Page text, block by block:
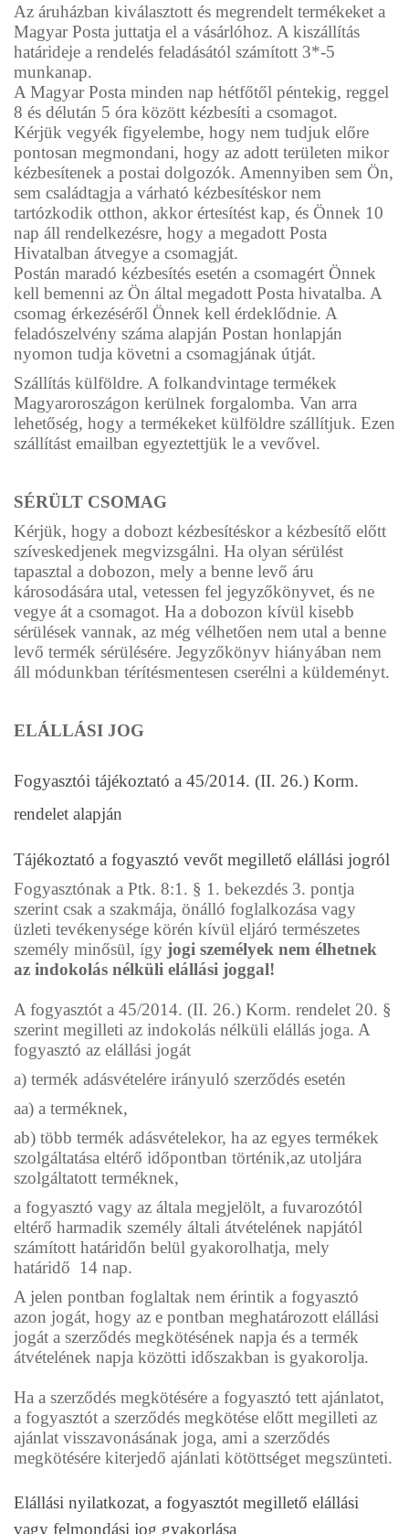
Az áruházban kiválasztott és megrendelt termékeket a
Magyar Posta juttatja el a vásárlóhoz. A kiszállítás
határideje a rendelés feladásától számított 3*-5
munkanap.
A Magyar Posta minden nap hétfőtől péntekig, reggel
8 és délután 5 óra között kézbesíti a csomagot.
Kérjük vegyék figyelembe, hogy nem tudjuk előre
pontosan megmondani, hogy az adott területen mikor
kézbesítenek a postai dolgozók. Amennyiben sem Ön,
sem családtagja a várható kézbesítéskor nem
tartózkodik otthon, akkor értesítést kap, és Önnek 10
nap áll rendelkezésre, hogy a megadott Posta
Hivatalban átvegye a csomagját.
Postán maradó kézbesítés esetén a csomagért Önnek
kell bemenni az Ön által megadott Posta hivatalba. A
csomag érkezéséről Önnek kell érdeklődnie. A
feladószelvény száma alapján Postan honlapján
nyomon tudja követni a csomagjának útját.
Szállítás külföldre. A folkandvintage termékek
Magyaroroszágon kerülnek forgalomba. Van arra
lehetőség, hogy a termékeket külföldre szállítjuk. Ezen
szállítást emailban egyeztettjük le a vevővel.
SÉRÜLT CSOMAG
Kérjük, hogy a dobozt kézbesítéskor a kézbesítő előtt
szíveskedjenek megvizsgálni. Ha olyan sérülést
tapasztal a dobozon, mely a benne levő áru
károsodására utal, vetessen fel jegyzőkönyvet, és ne
vegye át a csomagot. Ha a dobozon kívül kisebb
sérülések vannak, az még vélhetően nem utal a benne
levő termék sérülésére. Jegyzőkönyv hiányában nem
áll módunkban térítésmentesen cserélni a küldeményt.
ELÁLLÁSI JOG
Fogyasztói tájékoztató a 45/2014. (II. 26.) Korm.
rendelet alapján
Tájékoztató a fogyasztó vevőt megillető elállási jogról
Fogyasztónak a Ptk. 8:1. § 1. bekezdés 3. pontja
szerint csak a szakmája, önálló foglalkozása vagy
üzleti tevékenysége körén kívül eljáró természetes
személy minősül, így jogi személyek nem élhetnek
az indokolás nélküli elállási joggal!
A fogyasztót a 45/2014. (II. 26.) Korm. rendelet 20. §
szerint megilleti az indokolás nélküli elállás joga. A
fogyasztó az elállási jogát
a) termék adásvételére irányuló szerződés esetén
aa) a terméknek,
ab) több termék adásvételekor, ha az egyes termékek
szolgáltatása eltérő időpontban történik,az utoljára
szolgáltatott terméknek,
a fogyasztó vagy az általa megjelölt, a fuvarozótól
eltérő harmadik személy általi átvételének napjától
számított határidőn belül gyakorolhatja, mely
határidő 14 nap.
A jelen pontban foglaltak nem érintik a fogyasztó
azon jogát, hogy az e pontban meghatározott elállási
jogát a szerződés megkötésének napja és a termék
átvételének napja közötti időszakban is gyakorolja.
Ha a szerződés megkötésére a fogyasztó tett ajánlatot,
a fogyasztót a szerződés megkötése előtt megilleti az
ajánlat visszavonásának joga, ami a szerződés
megkötésére kiterjedő ajánlati kötöttséget megszünteti.
Elállási nyilatkozat, a fogyasztót megillető elállási
vagy felmondási jog gyakorlása